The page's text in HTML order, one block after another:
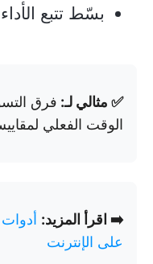
بسّط تتبع
✅ مثالي لـ: فرق
الوقت الفعلي
➡️ اقرأ المزيد:
على الإنترنت